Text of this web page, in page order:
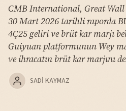
CMB International, Great Wall
30 Mart 2026 tarihli raporda
4Ç25 geliri ve brüt kar marjı
Guiyuan platformunun Wey
ve ihracatın brüt kar marjını
SADI KAYMAZ